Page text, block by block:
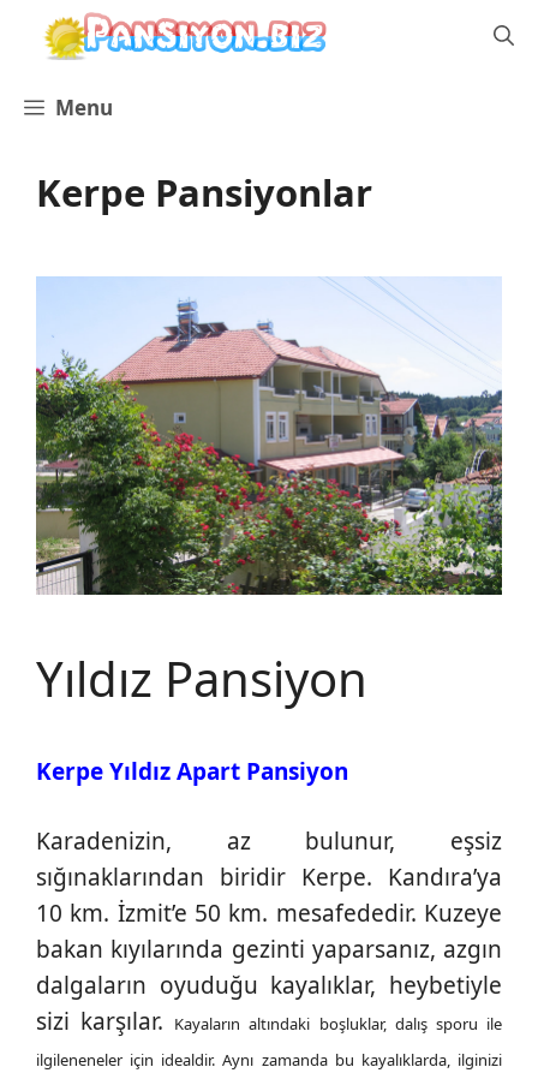
İçeriğe
Menu
Kerpe Pansiyonlar
Yıldız Pansiyon
Kerpe Yıldız Apart Pansiyon
Karadenizin, az bulunur, eşsiz
sığınaklarından biridir Kerpe. Kandıra’ya
10 km. İzmit’e 50 km. mesafededir. Kuzeye
bakan kıyılarında gezinti yaparsanız, azgın
dalgaların oyuduğu kayalıklar, heybetiyle
sizi karşılar.
Kayaların altındaki boşluklar, dalış sporu ile
ilgileneneler için idealdir. Aynı zamanda bu kayalıklarda, ilginizi